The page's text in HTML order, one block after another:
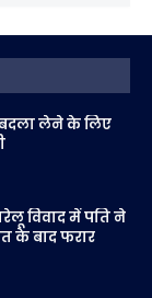
बदला लेने के लिए
विवाद में पति ने
के बाद फरार